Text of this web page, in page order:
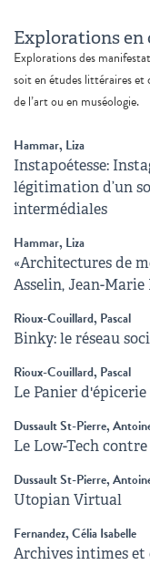
Explorations en
Explorations des
soit en études littéraires et
de l’art ou en muséologie.
Hammar, Liza
Instapoétesse:
légitimation d’un
intermédiales
Hammar, Liza
«Architectures de
Asselin, Jean-
Rioux-Couillard, Pascal
Binky: le réseau
Rioux-Couillard, Pascal
Le Panier
Dussault St-Pierre,
Le Low-Tech
Dussault St-Pierre,
Utopian Virtual
Fernandez, Célia Isabelle
Archives intimes et